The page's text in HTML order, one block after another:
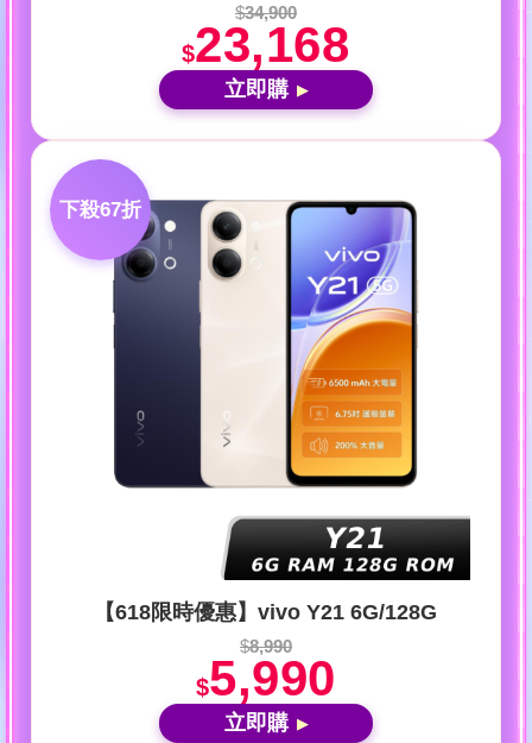
$34,900
$23,168
立即購 ▶
下殺67折
【618限時優惠】vivo Y21 6G/128G
$8,990
$5,990
立即購 ▶